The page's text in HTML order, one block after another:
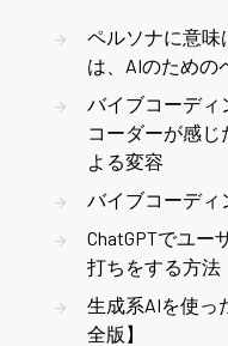
ペルソナに意味
は、AIのための
バイブコーディ
コーダーが感じ
よる変容
バイブコーディ
ChatGPTでユー
打ちをする方法
生成系AIを使っ
全版】